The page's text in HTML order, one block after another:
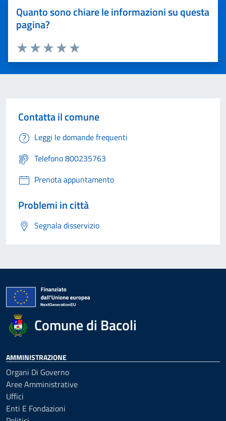
Quanto sono chiare le informazioni su questa
pagina?
Valuta 5 stelle su 5
Valuta 4 stelle su 5
Valuta 3 stelle su 5
Valuta 2 stelle su 5
Valuta 1 stelle su 5
Contatta il comune
Leggi le domande frequenti
Telefono 800235763
Prenota appuntamento
Problemi in città
Segnala disservizio
Comune di Bacoli
AMMINISTRAZIONE
Organi Di Governo
Aree Amministrative
Uffici
Enti E Fondazioni